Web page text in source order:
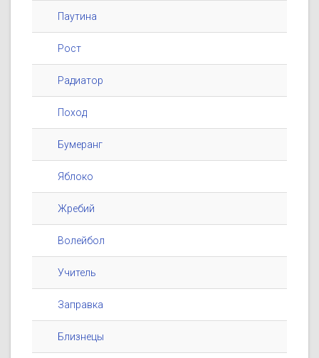
Паутина
Рост
Радиатор
Поход
Бумеранг
Яблоко
Жребий
Волейбол
Учитель
Заправка
Близнецы